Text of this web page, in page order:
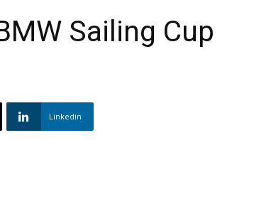
Sailing Cup
Linkedin